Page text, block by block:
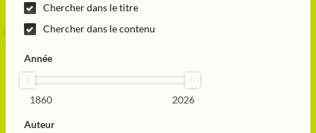
Chercher dans le titre
Chercher dans le contenu
Année
1860 2026
Auteur